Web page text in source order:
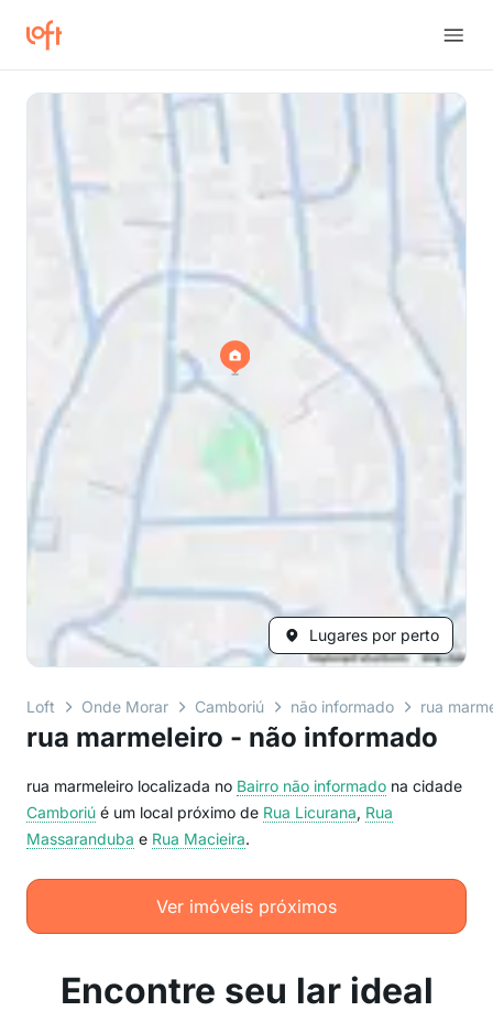
Lugares por perto
Loft Onde Morar Camboriú não informado rua
rua marmeleiro - não informado
rua marmeleiro localizada no Bairro não informado na cidade
Camboriú é um local próximo de Rua Licurana, Rua
Massaranduba e Rua Macieira.
Ver imóveis próximos
Encontre seu lar ideal